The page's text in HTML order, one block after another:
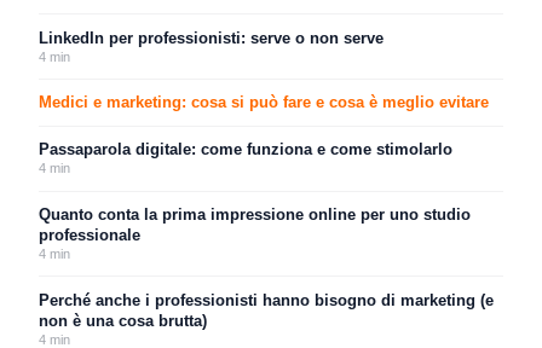
LinkedIn per professionisti: serve o non serve
4 min
Medici e marketing: cosa si può fare e cosa è meglio evitare
Passaparola digitale: come funziona e come stimolarlo
4 min
Quanto conta la prima impressione online per uno studio
professionale
4 min
Perché anche i professionisti hanno bisogno di marketing (e
non è una cosa brutta)
4 min